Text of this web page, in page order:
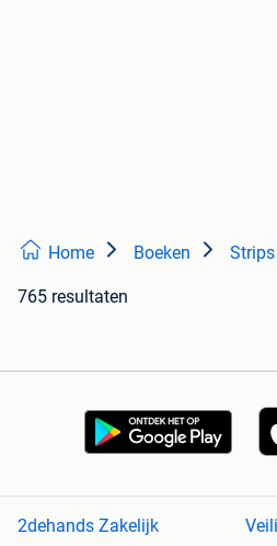
Home Boeken
765 resultaten
2dehands Zakelijk